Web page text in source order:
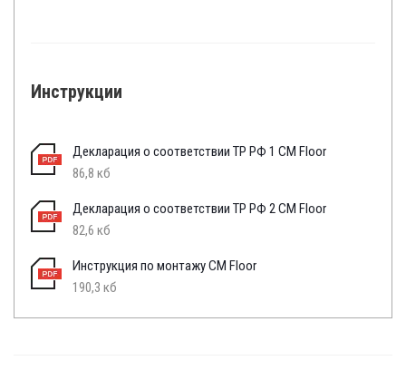
Инструкции
Декларация о соответствии ТР РФ 1 CM Floor
86,8 кб
Декларация о соответствии ТР РФ 2 CM Floor
82,6 кб
Инструкция по монтажу CM Floor
190,3 кб